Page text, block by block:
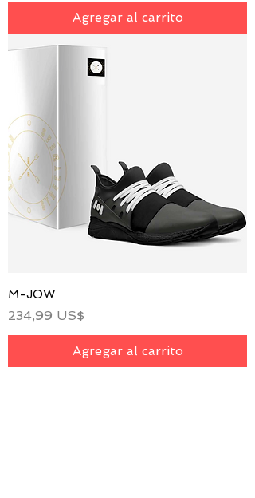
Agregar al carrito
M-JOW
Precio
234,99 US$
Agregar al carrito